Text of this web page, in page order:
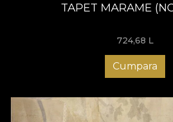
TAPET MARAME
724,68 L
Cumpara